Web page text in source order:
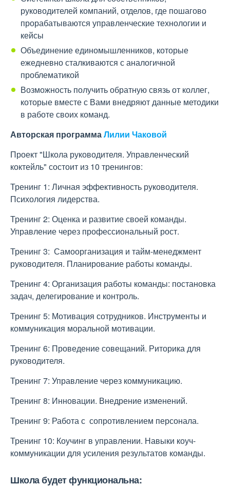
руководителей компаний, отделов, где пошагово
прорабатываются управленческие технологии и
кейсы
Объединение единомышленников, которые
ежедневно сталкиваются с аналогичной
проблематикой
Возможность получить обратную связь от коллег,
которые вместе с Вами внедряют данные методики
в работе своих команд.
Авторская программаЛилии Чаковой
Проект "Школа руководителя. Управленческий
коктейль" состоит из 10 тренингов:
Тренинг 1: Личная эффективность руководителя.
Психология лидерства.
Тренинг 2: Оценка и развитие своей команды.
Управление через профессиональный рост.
Тренинг 3: Самоорганизация и тайм-менеджмент
руководителя. Планирование работы команды.
Тренинг 4: Организация работы команды: постановка
задач, делегирование и контроль.
Тренинг 5: Мотивация сотрудников. Инструменты и
коммуникация моральной мотивации.
Тренинг 6: Проведение совещаний. Риторика для
руководителя.
Тренинг 7: Управление через коммуникацию.
Тренинг 8: Инновации. Внедрение изменений.
Тренинг 9: Работа с сопротивлением персонала.
Тренинг 10: Коучинг в управлении. Навыки коуч-
коммуникации для усиления результатов команды.
Школа будет функциональна: